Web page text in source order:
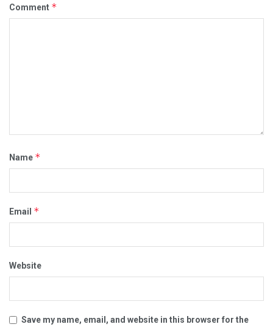
Comment *
Name *
Email *
Website
Save my name, email, and website in this browser for the